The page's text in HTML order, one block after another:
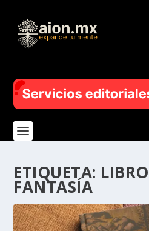
ETIQUETA:
FANTASÍA